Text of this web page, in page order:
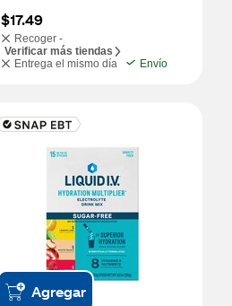
$17.49
Recoger -
Verificar más tiendas
Entrega el mismo día
Envío
Agregar